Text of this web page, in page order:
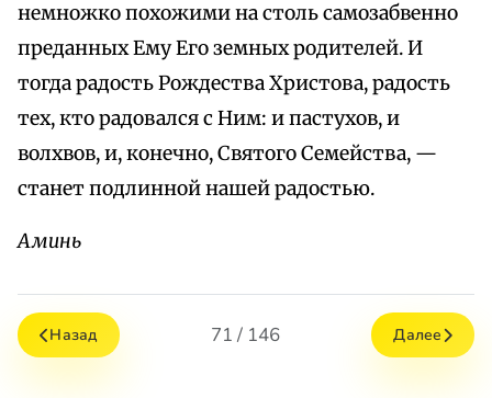
немножко похожими на столь самозабвенно
преданных Ему Его земных родителей. И
тогда радость Рождества Христова, радость
тех, кто радовался с Ним: и пастухов, и
волхвов, и, конечно, Святого Семейства, —
станет подлинной нашей радостью.
Аминь
Назад 71 / 146 Далее